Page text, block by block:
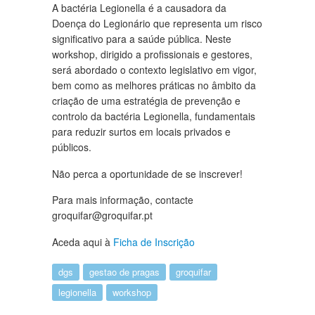
A bactéria Legionella é a causadora da
Doença do Legionário que representa um risco
significativo para a saúde pública. Neste
workshop, dirigido a profissionais e gestores,
será abordado o contexto legislativo em vigor,
bem como as melhores práticas no âmbito da
criação de uma estratégia de prevenção e
controlo da bactéria Legionella, fundamentais
para reduzir surtos em locais privados e
públicos.
Não perca a oportunidade de se inscrever!
Para mais informação, contacte
groquifar@groquifar.pt
Aceda aqui à Ficha de Inscrição
dgs gestao de pragas
groquifar
legionella
workshop